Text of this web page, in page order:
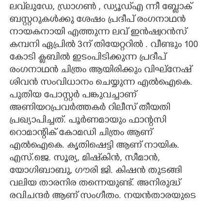
CARTOONS
LITERATURE
ZOOM
CONTACT US
ലവ്‌ലുഡേ, ഡ്രാഗൺ , ഡ്യൂഡ്എ ന്നീ ബ്ളോക്
ബസ്റ്ററുകൾക്കു ശേഷം പ്രദീപ് രംഗനാഥൻ
നായകനായി എത്തുന്ന ലവ് ഇൻഷ്വറൻസ്
കമ്പനി ഏപ്രിൽ 3ന് തിയേറ്ററിൽ . വീണ്ടും 100
കോടി ക്ളബിൽ ഇടംപിടിക്കുന്ന പ്രദീപ്
രംഗനാഥൻ ചിത്രം ആയിരിക്കും വിഘ്‌നേഷ്
ശിവൻ സംവിധാനം ചെയ്യുന്ന എൽഐകെ.
പുതിയ പോസ്റ്റർ പങ്കുവച്ചാണ്
അണിയറപ്രവർത്തകർ റിലീസ് തീയതി
പ്രഖ്യാപിച്ചത്. പൂർണമായും ഫാന്റസി
റൊമാന്റിക് കോമഡി ചിത്രം ആണ്
എൽഐകെ. കൃതിഷെട്ടി ആണ് നായിക.
എസ്.ജെ. സൂര്യ, മിഷ്‌കിൻ, സീമാൻ,
യോഗിബാബു, ഗൗരി ജി. കിഷൻ തുടങ്ങി
വലിയ താരനിര തന്നെയുണ്ട്. അനിരുദ്ധ്
രവിചന്ദർ ആണ് സംഗീതം. നയൻതാരയുടെ